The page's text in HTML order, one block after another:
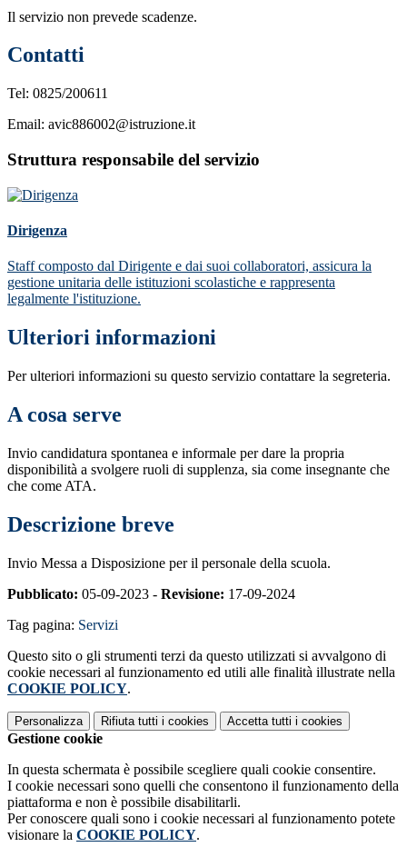
Il servizio non prevede scadenze.
Contatti
Tel: 0825/200611
Email: avic886002@istruzione.it
Struttura responsabile del servizio
Dirigenza
Staff composto dal Dirigente e dai suoi collaboratori, assicura la
gestione unitaria delle istituzioni scolastiche e rappresenta
legalmente l'istituzione.
Ulteriori informazioni
Per ulteriori informazioni su questo servizio contattare la segreteria.
A cosa serve
Invio candidatura spontanea e informale per dare la propria
disponibilità a svolgere ruoli di supplenza, sia come insegnante che
che come ATA.
Descrizione breve
Invio Messa a Disposizione per il personale della scuola.
Pubblicato: 05-09-2023 - Revisione: 17-09-2024
Tag pagina: Servizi
Questo sito o gli strumenti terzi da questo utilizzati si avvalgono di
cookie necessari al funzionamento ed utili alle finalità illustrate nella
COOKIE POLICY.
Personalizza Rifiuta tutti i cookies Accetta tutti i cookies
Gestione cookie
In questa schermata è possibile scegliere quali cookie consentire.
I cookie necessari sono quelli che consentono il funzionamento della
piattaforma e non è possibile disabilitarli.
Per conoscere quali sono i cookie necessari al funzionamento potete
visionare la COOKIE POLICY.